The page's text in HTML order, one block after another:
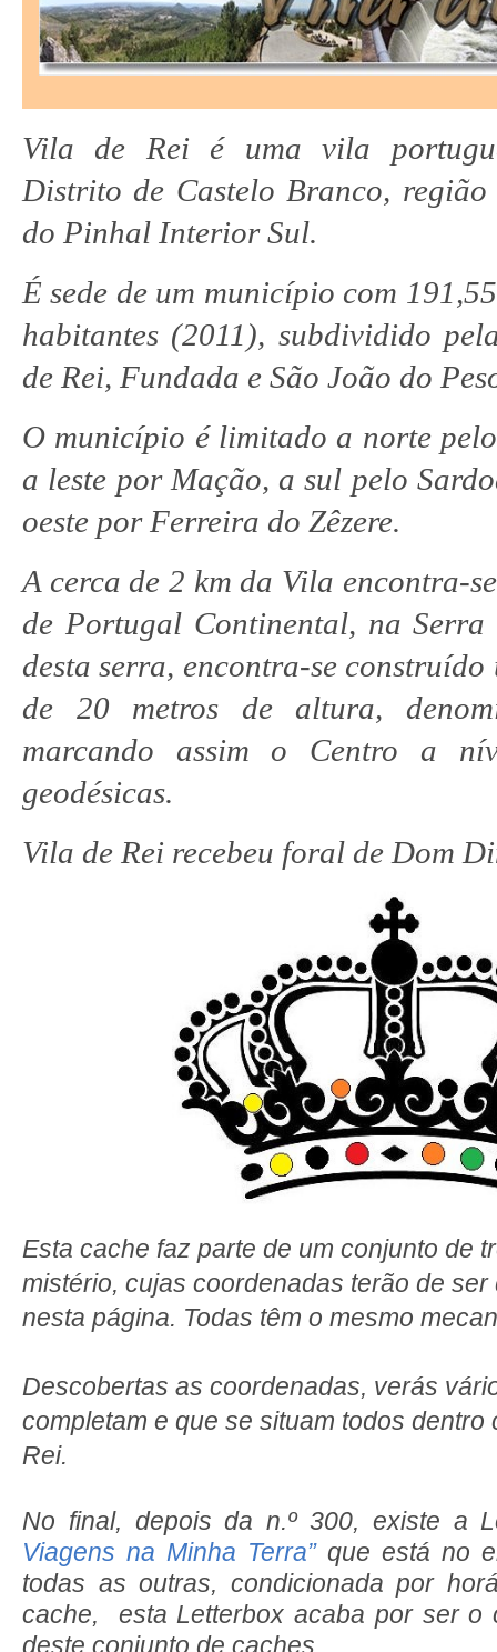
Vila de Rei é uma vila
Distrito de Castelo Branco,
do Pinhal Interior Sul.
É sede de um município com
habitantes (2011), subdividido
de Rei, Fundada e São João do
O município é limitado a norte
a leste por Mação, a sul pelo
oeste por Ferreira do Zêzere.
A cerca de 2 km da Vila encontra-
de Portugal Continental, na
desta serra, encontra-se construído
de 20 metros de altura,
marcando assim o Centro a
geodésicas.
Vila de Rei recebeu foral de Dom
Esta cache faz parte de um conjunto de
mistério, cujas coordenadas terão de
nesta página. Todas têm o mesmo
Descobertas as coordenadas, verás
completam e que se situam todos dentro
Rei.
No final, depois da n.º 300, existe a
Viagens na Minha Terra” que está no
todas as outras, condicionada por
cache, esta Letterbox acaba por ser o
deste conjunto de caches.